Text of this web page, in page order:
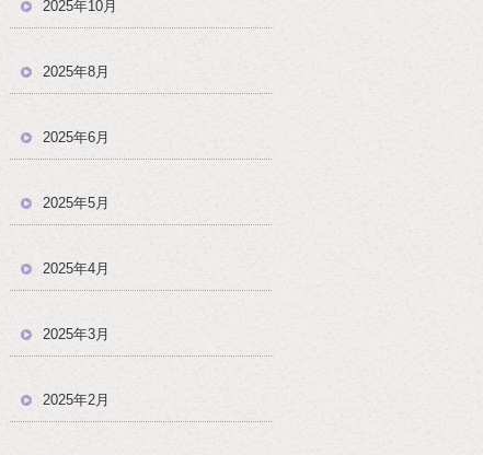
2025年10月
2025年8月
2025年6月
2025年5月
2025年4月
2025年3月
2025年2月